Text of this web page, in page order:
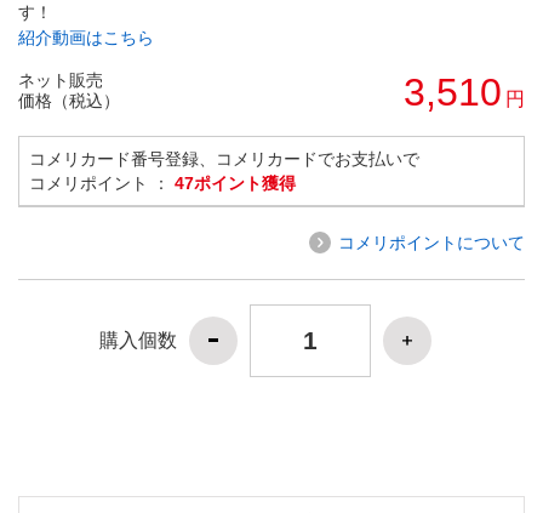
す！
紹介動画はこちら
ネット販売
価格（税込）
3,510 円
コメリカード番号登録、コメリカードでお支払いで
コメリポイント ： 47ポイント獲得
コメリポイントについて
購入個数